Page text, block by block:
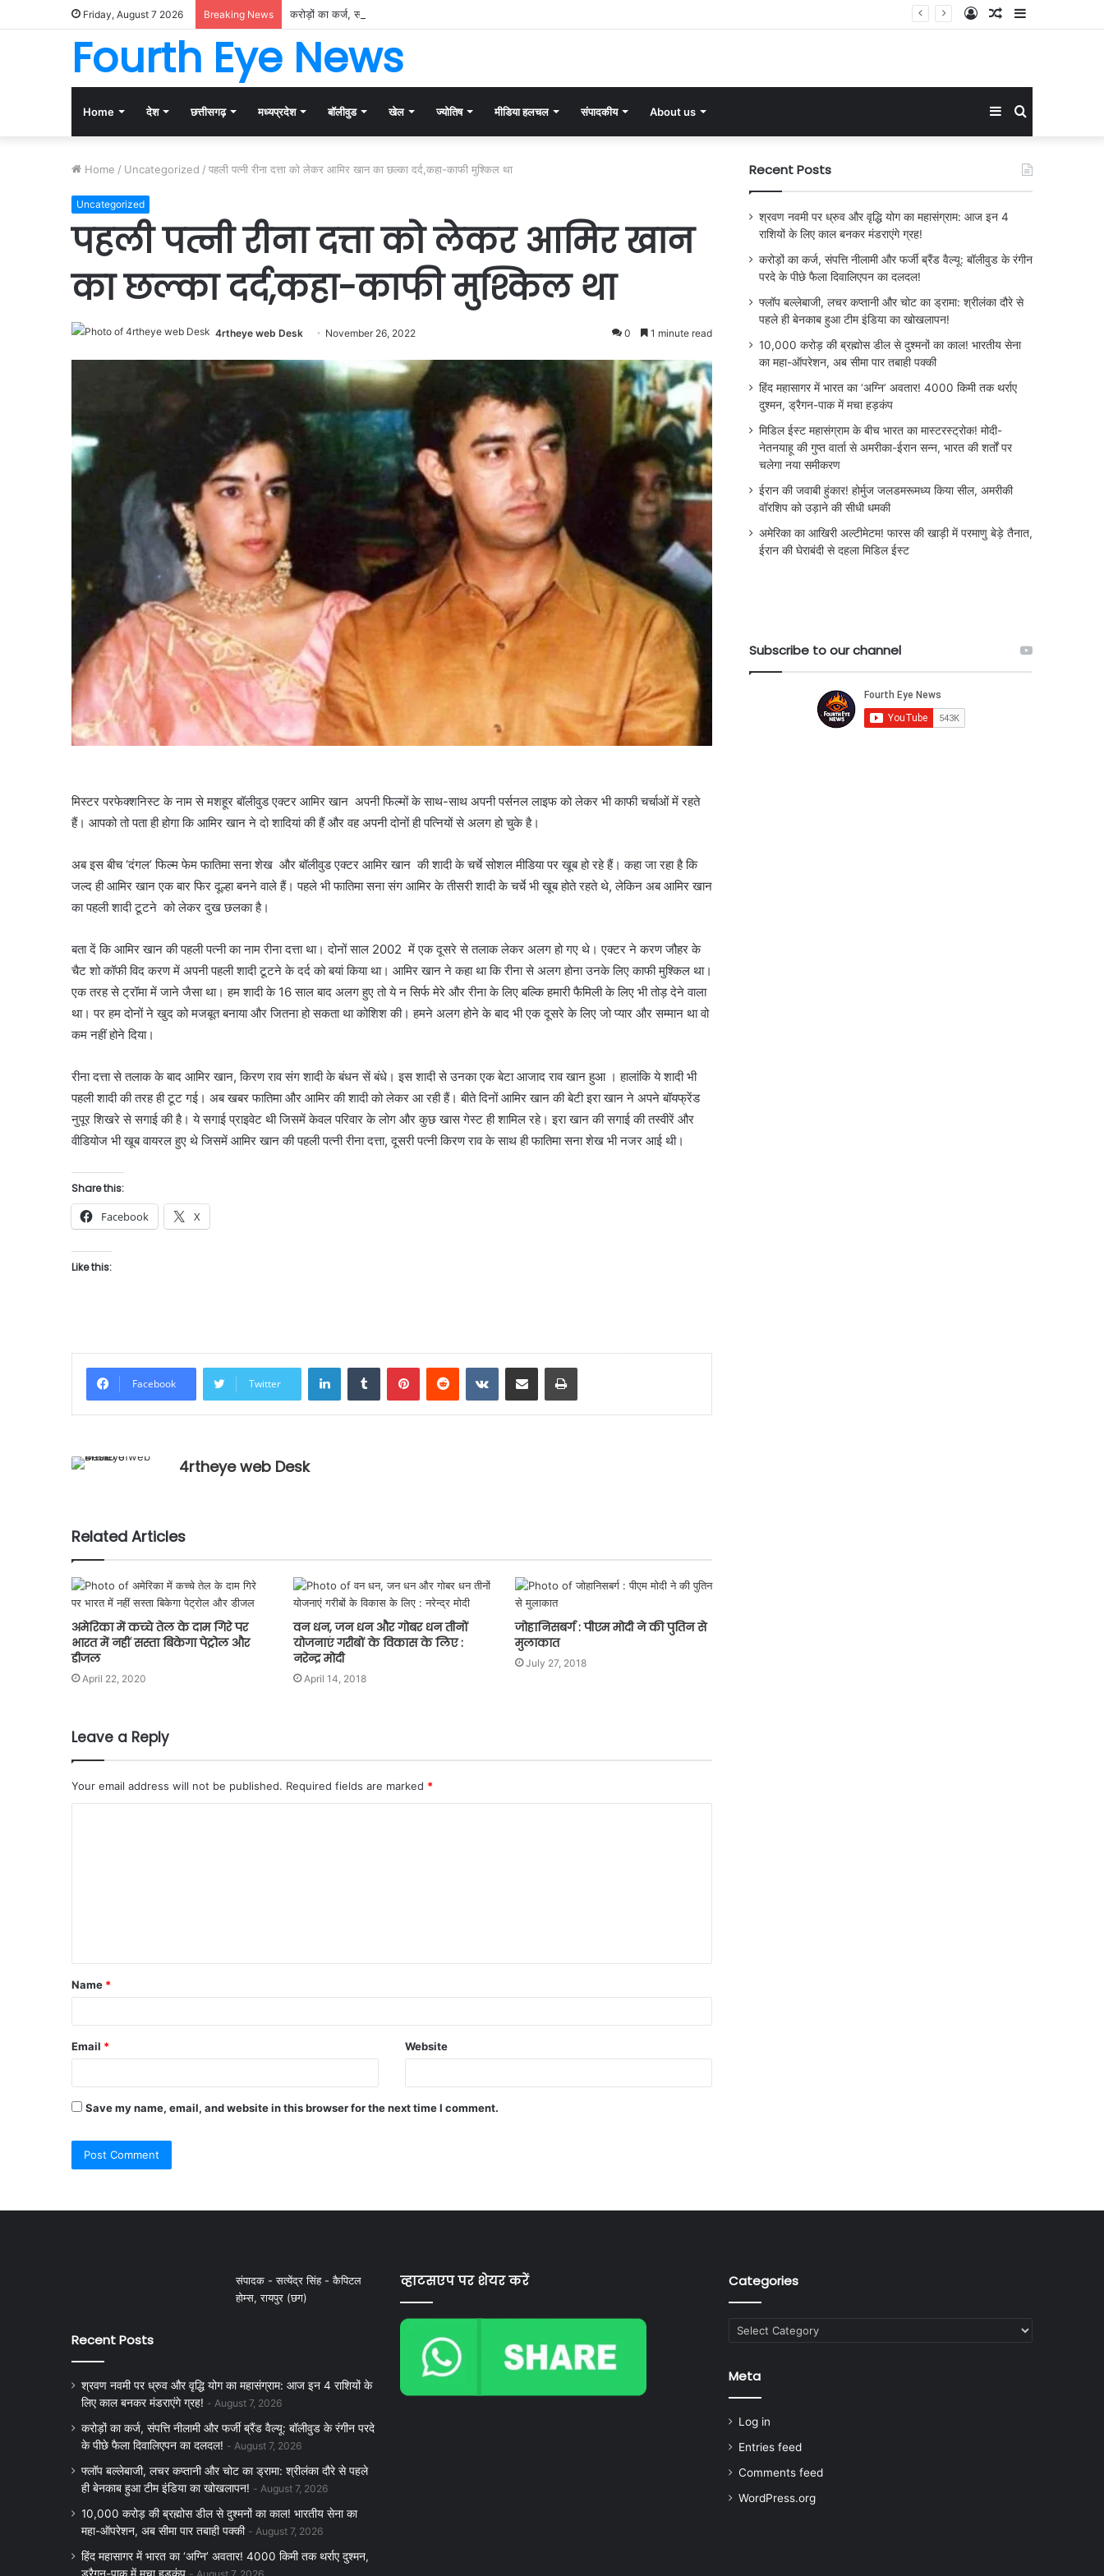
Friday, August 7 2026 Breaking News करोड़ों का कर्ज, संपत्ति नीलामी और फर्जी ब्रैंड वैल्यू: बॉलीवुड के रंगीन परदे के पीछे फैला दिवालिएपन का दलदल! Sidebar
Random
Log
Fourth Eye News
Home देश छत्तीसगढ़ मध्यप्रदेश बॉलीवुड खेल ज्योतिष मीडिया हलचल संपादकीय About us Search
for
Sidebar
Home / Uncategorized / पहली पत्नी रीना दत्ता को लेकर आमिर खान का छल्का दर्द,कहा-काफी मुश्किल था
Uncategorized
पहली पत्नी रीना दत्ता को लेकर आमिर खान
का छल्का दर्द,कहा-काफी मुश्किल था
4rtheye web Desk November 26, 2022 0 1 minute read
मिस्टर परफेक्शनिस्ट के नाम से मशहूर बॉलीवुड एक्टर आमिर खान अपनी फिल्मों के साथ-साथ अपनी पर्सनल लाइफ को लेकर भी काफी चर्चाओं में रहते
हैं। आपको तो पता ही होगा कि आमिर खान ने दो शादियां की हैं और वह अपनी दोनों ही पत्नियों से अलग हो चुके है।
अब इस बीच ‘दंगल’ फिल्म फेम फातिमा सना शेख और बॉलीवुड एक्टर आमिर खान की शादी के चर्चे सोशल मीडिया पर खूब हो रहे हैं। कहा जा रहा है कि
जल्द ही आमिर खान एक बार फिर दूल्हा बनने वाले हैं। पहले भी फातिमा सना संग आमिर के तीसरी शादी के चर्चे भी खूब होते रहते थे, लेकिन अब आमिर खान
का पहली शादी टूटने को लेकर दुख छलका है।
बता दें कि आमिर खान की पहली पत्नी का नाम रीना दत्ता था। दोनों साल 2002 में एक दूसरे से तलाक लेकर अलग हो गए थे। एक्टर ने करण जौहर के
चैट शो कॉफी विद करण में अपनी पहली शादी टूटने के दर्द को बयां किया था। आमिर खान ने कहा था कि रीना से अलग होना उनके लिए काफी मुश्किल था।
एक तरह से ट्रॉमा में जाने जैसा था। हम शादी के 16 साल बाद अलग हुए तो ये न सिर्फ मेरे और रीना के लिए बल्कि हमारी फैमिली के लिए भी तोड़ देने वाला
था। पर हम दोनों ने खुद को मजबूत बनाया और जितना हो सकता था कोशिश की। हमने अलग होने के बाद भी एक दूसरे के लिए जो प्यार और सम्मान था वो
कम नहीं होने दिया।
रीना दत्ता से तलाक के बाद आमिर खान, किरण राव संग शादी के बंधन सें बंधे। इस शादी से उनका एक बेटा आजाद राव खान हुआ । हालांकि ये शादी भी
पहली शादी की तरह ही टूट गई। अब खबर फातिमा और आमिर की शादी को लेकर आ रही हैं। बीते दिनों आमिर खान की बेटी इरा खान ने अपने बॉयफ्रेंड
नुपूर शिखरे से सगाई की है। ये सगाई प्राइवेट थी जिसमें केवल परिवार के लोग और कुछ खास गेस्ट ही शामिल रहे। इरा खान की सगाई की तस्वीरें और
वीडियोज भी खूब वायरल हुए थे जिसमें आमिर खान की पहली पत्नी रीना दत्ता, दूसरी पत्नी किरण राव के साथ ही फातिमा सना शेख भी नजर आई थी।
Share this:
Facebook X
Like this:
Facebook Twitter
LinkedInTumblr PinterestReddit VKontakteShare via Email Print
4rtheye web Desk
Related Articles
अमेरिका में कच्‍चे तेल के दाम गिरे पर
भारत में नहीं सस्‍ता बिकेगा पेट्रोल और
डीजल
April 22, 2020
वन धन, जन धन और गोबर धन तीनों
योजनाएं गरीबों के विकास के लिए :
नरेन्द्र मोदी
April 14, 2018
जोहानिसबर्ग : पीएम मोदी ने की पुतिन से
मुलाकात
July 27, 2018
Leave a Reply
Your email address will not be published. Required fields are marked *
Name *
Email * Website
Save my name, email, and website in this browser for the next time I comment.
Recent Posts
श्रवण नवमी पर ध्रुव और वृद्धि योग का महासंग्राम: आज इन 4
राशियों के लिए काल बनकर मंडराएंगे ग्रह!
करोड़ों का कर्ज, संपत्ति नीलामी और फर्जी ब्रैंड वैल्यू: बॉलीवुड के रंगीन
परदे के पीछे फैला दिवालिएपन का दलदल!
फ्लॉप बल्लेबाजी, लचर कप्तानी और चोट का ड्रामा: श्रीलंका दौरे से
पहले ही बेनकाब हुआ टीम इंडिया का खोखलापन!
10,000 करोड़ की ब्रह्मोस डील से दुश्मनों का काल! भारतीय सेना
का महा-ऑपरेशन, अब सीमा पार तबाही पक्की
हिंद महासागर में भारत का ‘अग्नि’ अवतार! 4000 किमी तक थर्राए
दुश्मन, ड्रैगन-पाक में मचा हड़कंप
मिडिल ईस्ट महासंग्राम के बीच भारत का मास्टरस्ट्रोक! मोदी-
नेतनयाहू की गुप्त वार्ता से अमरीका-ईरान सन्न, भारत की शर्तों पर
चलेगा नया समीकरण
ईरान की जवाबी हुंकार! होर्मुज जलडमरूमध्य किया सील, अमरीकी
वॉरशिप को उड़ाने की सीधी धमकी
अमेरिका का आखिरी अल्टीमेटम! फारस की खाड़ी में परमाणु बेड़े तैनात,
ईरान की घेराबंदी से दहला मिडिल ईस्ट
Subscribe to our channel
संपादक - सत्येंद्र सिंह - कैपिटल
होम्स, रायपुर (छग)
Recent Posts
श्रवण नवमी पर ध्रुव और वृद्धि योग का महासंग्राम: आज इन 4 राशियों के
लिए काल बनकर मंडराएंगे ग्रह!
August 7, 2026
करोड़ों का कर्ज, संपत्ति नीलामी और फर्जी ब्रैंड वैल्यू: बॉलीवुड के रंगीन परदे
के पीछे फैला दिवालिएपन का दलदल!
August 7, 2026
फ्लॉप बल्लेबाजी, लचर कप्तानी और चोट का ड्रामा: श्रीलंका दौरे से पहले
ही बेनकाब हुआ टीम इंडिया का खोखलापन!
August 7, 2026
10,000 करोड़ की ब्रह्मोस डील से दुश्मनों का काल! भारतीय सेना का
महा-ऑपरेशन, अब सीमा पार तबाही पक्की
August 7, 2026
हिंद महासागर में भारत का ‘अग्नि’ अवतार! 4000 किमी तक थर्राए दुश्मन,
व्हाटसएप पर शेयर करें Categories
Categories
Meta
Log in
Entries feed
Comments feed
WordPress.org